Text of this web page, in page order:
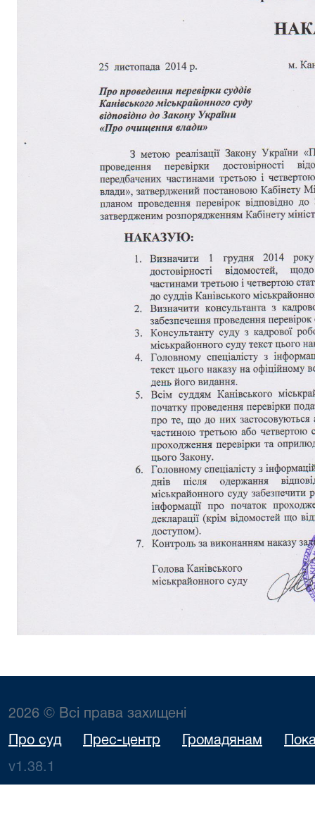
2026 © Всі права захищені
Про суд Прес-центр Громадянам
v1.38.1